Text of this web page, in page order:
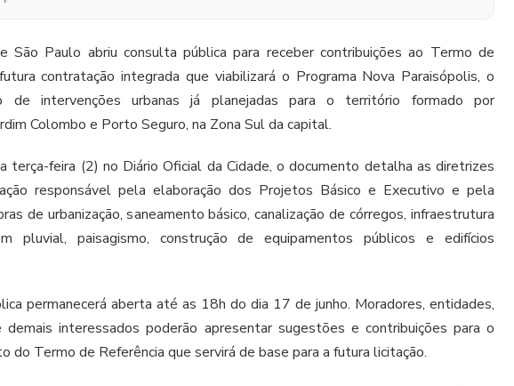
São Paulo abriu consulta pública para receber contribuições ao Termo de
contratação integrada que viabilizará o Programa Nova Paraisópolis, o
de intervenções urbanas já planejadas para o território formado por
Colombo e Porto Seguro, na Zona Sul da capital.
terça-feira (2) no Diário Oficial da Cidade, o documento detalha as diretrizes
responsável pela elaboração dos Projetos Básico e Executivo e pela
de urbanização, saneamento básico, canalização de córregos, infraestrutura
pluvial, paisagismo, construção de equipamentos públicos e edifícios
permanecerá aberta até as 18h do dia 17 de junho. Moradores, entidades,
demais interessados poderão apresentar sugestões e contribuições para o
do Termo de Referência que servirá de base para a futura licitação.